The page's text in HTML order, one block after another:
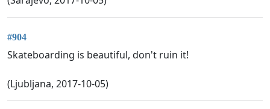
#904
Skateboarding is beautiful, don't ruin it!
(Ljubljana, 2017-10-05)